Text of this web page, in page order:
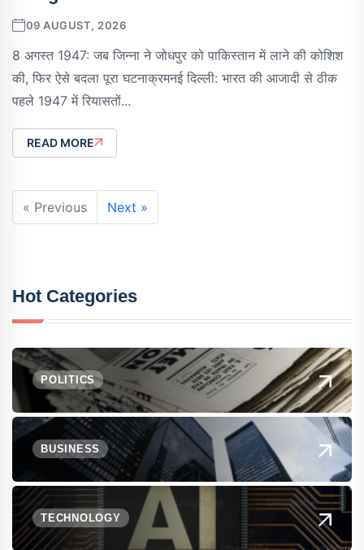
09 AUGUST, 2026
8 अगस्त 1947: जब जिन्ना ने जोधपुर को पाकिस्तान में लाने की कोशिश
की, फिर ऐसे बदला पूरा घटनाक्रमनई दिल्ली: भारत की आजादी से ठीक
पहले 1947 में रियासतों...
READ MORE
« Previous Next »
Hot Categories
POLITICS
BUSINESS
TECHNOLOGY